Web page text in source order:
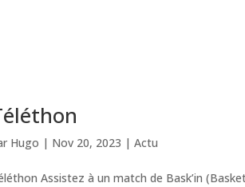
Hugo | Nov 20, 2023 |Actu
Assistez à un match de Bask’in